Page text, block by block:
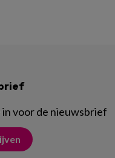
in voor de nieuwsbrief